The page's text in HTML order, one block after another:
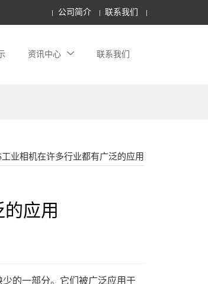
公司简介 联系我们
资讯中心 联系我们
工业相机在许多行业都有广泛的应用
应用
的一部分。它们被广泛应用于